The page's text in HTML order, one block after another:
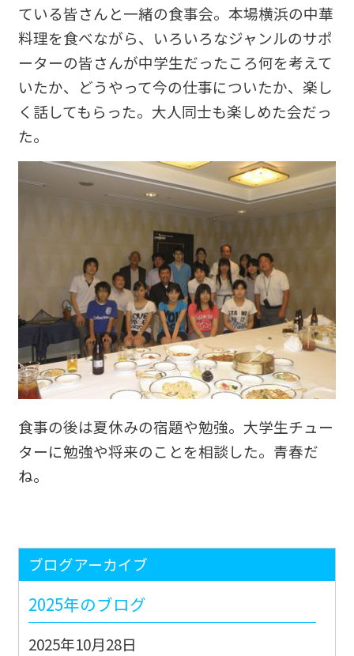
ている皆さんと一緒の食事会。本場横浜の中華
料理を食べながら、いろいろなジャンルのサポ
ーターの皆さんが中学生だったころ何を考えて
いたか、どうやって今の仕事についたか、楽し
く話してもらった。大人同士も楽しめた会だっ
た。
食事の後は夏休みの宿題や勉強。大学生チュー
ターに勉強や将来のことを相談した。青春だ
ね。
ブログアーカイブ
2025年のブログ
2025年10月28日